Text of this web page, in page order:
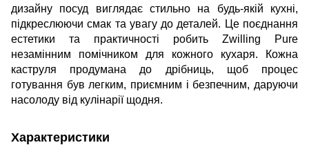
дизайну посуд виглядає стильно на будь-якій кухні,
підкреслюючи смак та увагу до деталей. Це поєднання
естетики та практичності робить Zwilling Pure
незамінним помічником для кожного кухаря. Кожна
каструля продумана до дрібниць, щоб процес
готування був легким, приємним і безпечним, даруючи
насолоду від кулінарії щодня.
Характеристики